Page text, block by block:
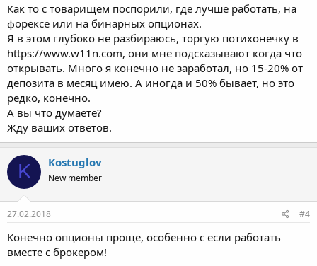
Как то с товарищем поспорили, где лучше работать, на
форексе или на бинарных опционах.
Я в этом глубоко не разбираюсь, торгую потихонечку в
https://www.w11n.com, они мне подсказывают когда что
открывать. Много я конечно не заработал, но 15-20% от
депозита в месяц имею. А иногда и 50% бывает, но это
редко, конечно.
А вы что думаете?
Жду ваших ответов.
K Kostuglov
New member
27.02.2018 #4
Конечно опционы проще, особенно с если работать
вместе с брокером!